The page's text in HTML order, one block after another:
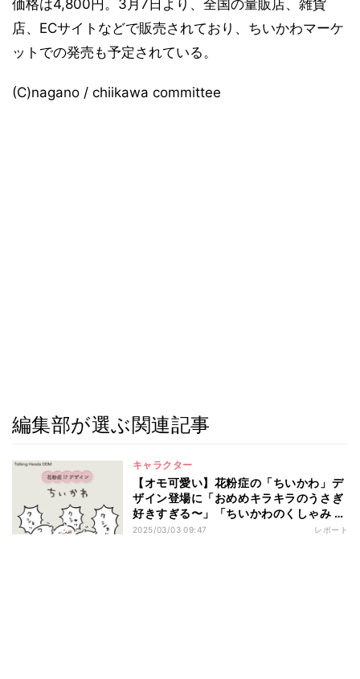
価格は4,800円。3月7日より、全国の量販店、雑貨
店、ECサイトなどで販売されており、ちいかわマーケ
ットでの発売も予定されている。
(C)nagano / chiikawa committee
編集部が選ぶ関連記事
キャラクター
【オモ可愛い】花粉症の「ちいかわ」デ
ザイン登場に「おめめキラキラのうさぎ
好きすぎる〜」「ちいかわのくしゃみ ﾊｯ
ｸｼｮﾝ!かわちぃ」と話題
2025/03/03 09:47 レポート